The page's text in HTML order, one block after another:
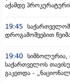
აქამდე
19:45
დროგამოშვებით
19:40 სიმბოლურია,
საქართველოს
გაკეთდა -